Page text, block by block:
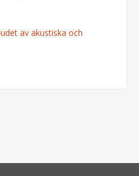
av akustiska och